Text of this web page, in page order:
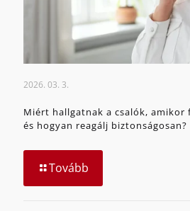
2026. 03. 3.
Miért hallgatnak a csalók, amikor
és hogyan reagálj biztonságosan?
Tovább